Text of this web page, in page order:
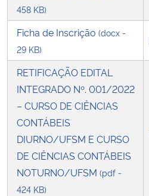
458 KB)
Ficha de Inscrição (docx -
29 KB)
RETIFICAÇÃO EDITAL
INTEGRADO Nº. 001/2022
– CURSO DE CIÊNCIAS
CONTÁBEIS
DIURNO/UFSM E CURSO
DE CIÊNCIAS CONTÁBEIS
NOTURNO/UFSM (pdf -
424 KB)